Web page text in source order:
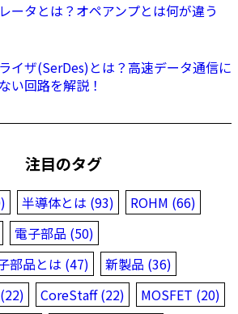
ータとは？オペアンプとは何が違う
イザ(SerDes)とは？高速データ通信に
い回路を解説！
注目のタグ
半導体とは (93)
ROHM (66)
電子部品 (50)
部品とは (47)
新製品 (36)
CoreStaff (22)
MOSFET (20)